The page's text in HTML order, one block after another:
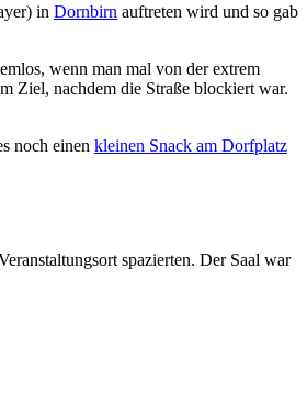
in Dornbirn auftreten wird und so gab
wenn man mal von der extrem
Ziel, nachdem die Straße blockiert war.
noch einen kleinen Snack am Dorfplatz
spazierten. Der Saal war